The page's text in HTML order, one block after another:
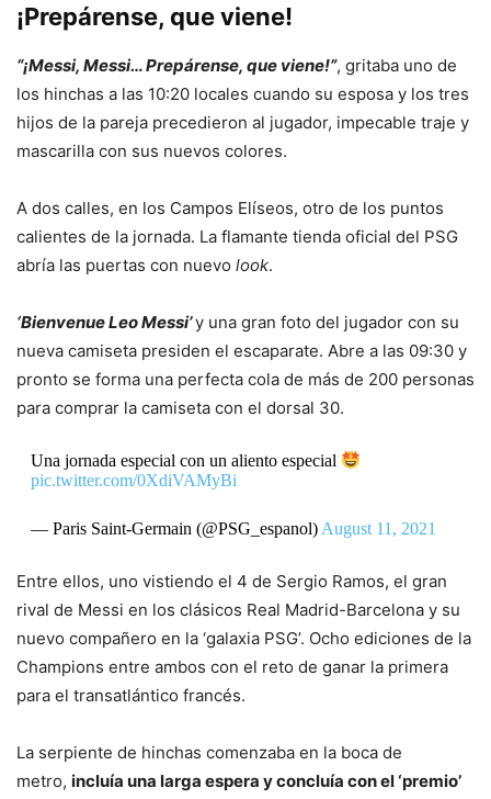
¡Prepárense, que viene!
“¡Messi, Messi… Prepárense, que viene!”, gritaba uno de
los hinchas a las 10:20 locales cuando su esposa y los tres
hijos de la pareja precedieron al jugador, impecable traje y
mascarilla con sus nuevos colores.
A dos calles, en los Campos Elíseos, otro de los puntos
calientes de la jornada. La flamante tienda oficial del PSG
abría las puertas con nuevo look.
‘Bienvenue Leo Messi’y una gran foto del jugador con su
nueva camiseta presiden el escaparate. Abre a las 09:30 y
pronto se forma una perfecta cola de más de 200 personas
para comprar la camiseta con el dorsal 30.
Una jornada especial con un aliento especial
pic.twitter.com/0XdiVAMyBi
— Paris Saint-Germain (@PSG_espanol) August 11, 2021
Entre ellos, uno vistiendo el 4 de Sergio Ramos, el gran
rival de Messi en los clásicos Real Madrid-Barcelona y su
nuevo compañero en la ‘galaxia PSG’. Ocho ediciones de la
Champions entre ambos con el reto de ganar la primera
para el transatlántico francés.
La serpiente de hinchas comenzaba en la boca de
metro, incluía una larga espera y concluía con el ‘premio’